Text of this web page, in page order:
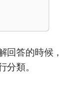
回答的時候，
類。